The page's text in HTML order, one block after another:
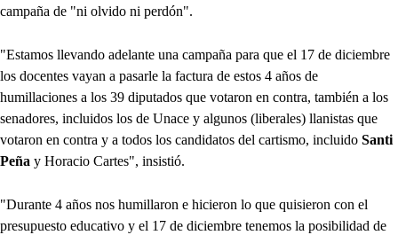
campaña de "ni olvido ni perdón".
"Estamos llevando adelante una campaña para que el 17 de diciembre
los docentes vayan a pasarle la factura de estos 4 años de
humillaciones a los 39 diputados que votaron en contra, también a los
senadores, incluidos los de Unace y algunos (liberales) llanistas que
votaron en contra y a todos los candidatos del cartismo, incluido Santi
Peña y Horacio Cartes", insistió.
"Durante 4 años nos humillaron e hicieron lo que quisieron con el
presupuesto educativo y el 17 de diciembre tenemos la posibilidad de